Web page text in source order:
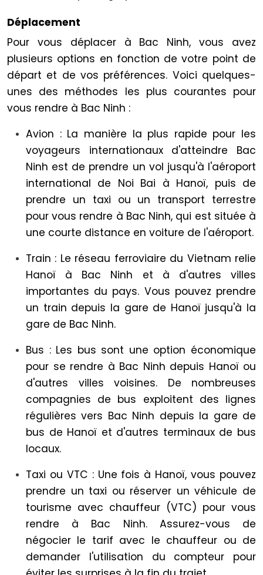
Déplacement
Pour vous déplacer à Bac Ninh, vous avez
plusieurs options en fonction de votre point de
départ et de vos préférences. Voici quelques-
unes des méthodes les plus courantes pour
vous rendre à Bac Ninh :
Avion : La manière la plus rapide pour les
voyageurs internationaux d'atteindre Bac
Ninh est de prendre un vol jusqu'à l'aéroport
international de Noi Bai à Hanoï, puis de
prendre un taxi ou un transport terrestre
pour vous rendre à Bac Ninh, qui est située à
une courte distance en voiture de l'aéroport.
Train : Le réseau ferroviaire du Vietnam relie
Hanoï à Bac Ninh et à d'autres villes
importantes du pays. Vous pouvez prendre
un train depuis la gare de Hanoï jusqu'à la
gare de Bac Ninh.
Bus : Les bus sont une option économique
pour se rendre à Bac Ninh depuis Hanoï ou
d'autres villes voisines. De nombreuses
compagnies de bus exploitent des lignes
régulières vers Bac Ninh depuis la gare de
bus de Hanoï et d'autres terminaux de bus
locaux.
Taxi ou VTC : Une fois à Hanoï, vous pouvez
prendre un taxi ou réserver un véhicule de
tourisme avec chauffeur (VTC) pour vous
rendre à Bac Ninh. Assurez-vous de
négocier le tarif avec le chauffeur ou de
demander l'utilisation du compteur pour